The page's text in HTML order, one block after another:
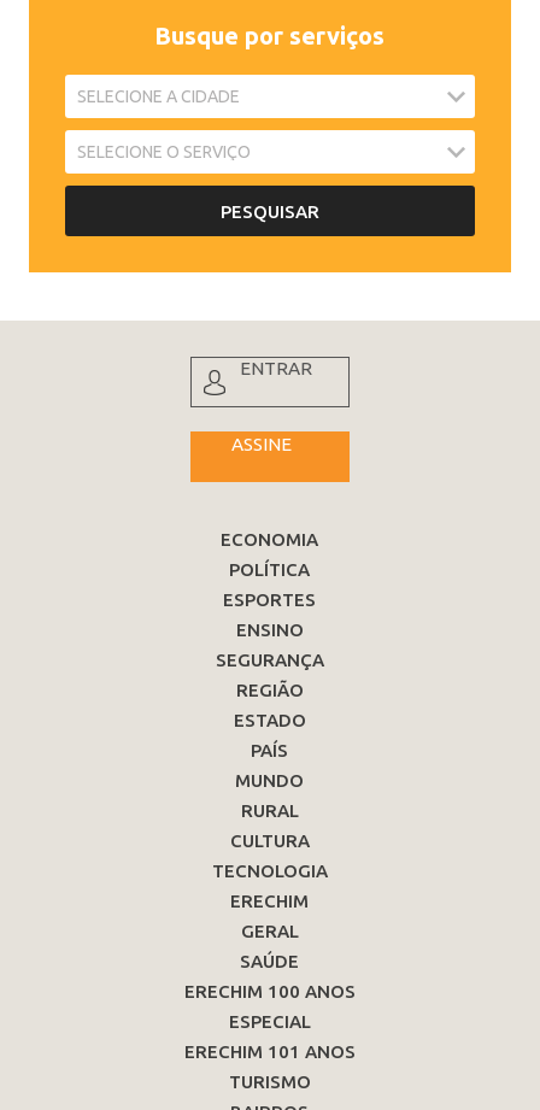
Busque por serviços
ENTRAR
ASSINE
ECONOMIA
POLÍTICA
ESPORTES
ENSINO
SEGURANÇA
REGIÃO
ESTADO
PAÍS
MUNDO
RURAL
CULTURA
TECNOLOGIA
ERECHIM
GERAL
SAÚDE
ERECHIM 100 ANOS
ESPECIAL
ERECHIM 101 ANOS
TURISMO